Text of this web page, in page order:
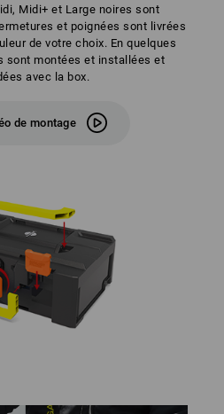
Midi+ et Large noires sont
et poignées sont livrées
de votre choix. En quelques
sont montées et installées et
avec la box.
de montage